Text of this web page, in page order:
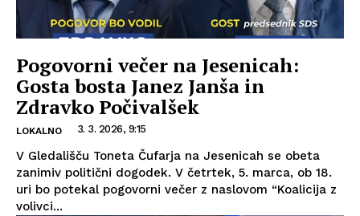
Pogovorni večer na Jesenicah:
Gosta bosta Janez Janša in
Zdravko Počivalšek
LOKALNO 3. 3. 2026, 9:15
V Gledališču Toneta Čufarja na Jesenicah se obeta
zanimiv politični dogodek. V četrtek, 5. marca, ob 18.
uri bo potekal pogovorni večer z naslovom “Koalicija z
volivci...